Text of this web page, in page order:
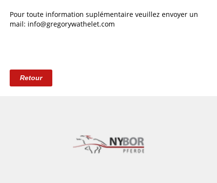
Pour toute information suplémentaire veuillez envoyer un
mail: info@gregorywathelet.com
Retour